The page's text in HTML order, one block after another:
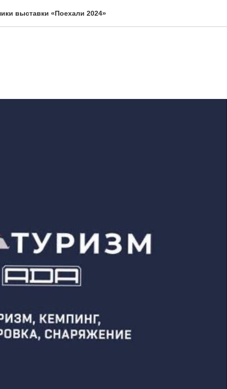
выставки «Поехали 2024»